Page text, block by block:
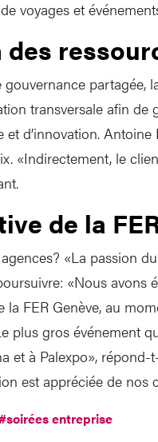
voyages et
partagée,
transversale afin
d’innovation.
«Indirectement, le
de la
«La passion
«Nous avons
FER Genève, au
plus gros événement
et à Palexpo»,
est appréciée de nos
entreprise